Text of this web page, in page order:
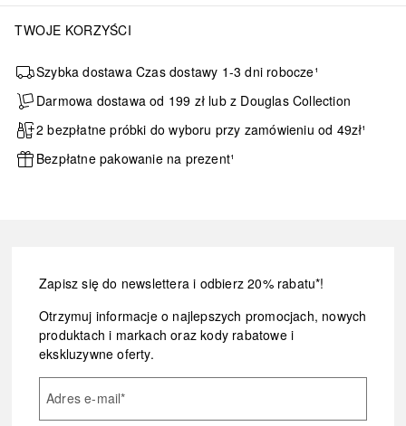
TWOJE KORZYŚCI
Szybka dostawa Czas dostawy 1-3 dni robocze¹
Darmowa dostawa od 199 zł lub z Douglas Collection
2 bezpłatne próbki do wyboru przy zamówieniu od 49zł¹
Bezpłatne pakowanie na prezent¹
Zapisz się do newslettera i odbierz 20% rabatu*!
Otrzymuj informacje o najlepszych promocjach, nowych
produktach i markach oraz kody rabatowe i
ekskluzywne oferty.
Adres e-mail*